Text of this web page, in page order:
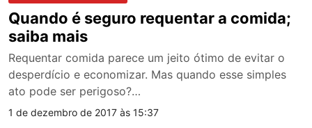
Quando é seguro requentar a comida;
saiba mais
Requentar comida parece um jeito ótimo de evitar o
desperdício e economizar. Mas quando esse simples
ato pode ser perigoso?…
1 de dezembro de 2017 às 15:37